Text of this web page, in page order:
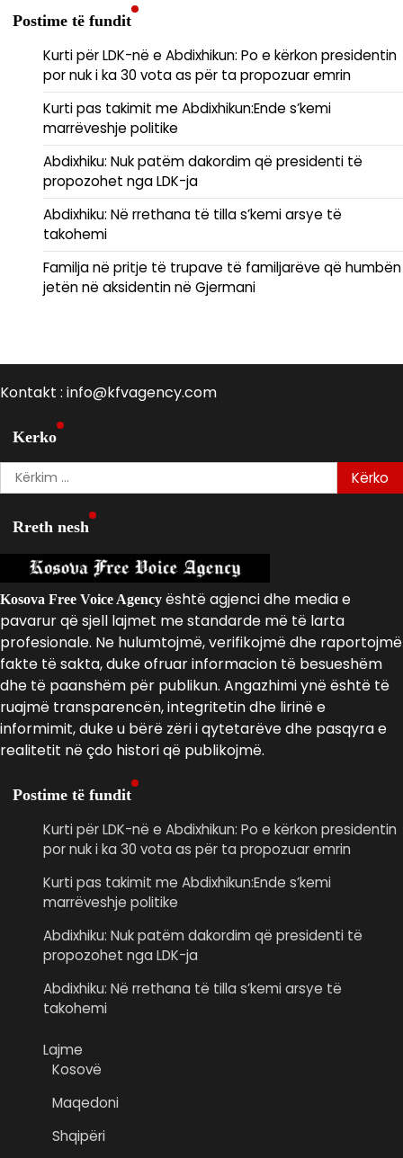
Postime të fundit
Kurti për LDK-në e Abdixhikun: Po e kërkon presidentin
por nuk i ka 30 vota as për ta propozuar emrin
Kurti pas takimit me Abdixhikun:Ende s’kemi
marrëveshje politike
Abdixhiku: Nuk patëm dakordim që presidenti të
propozohet nga LDK-ja
Abdixhiku: Në rrethana të tilla s’kemi arsye të
takohemi
​Familja në pritje të trupave të familjarëve që humbën
jetën në aksidentin në Gjermani
Kontakt : info@kfvagency.com
Kerko
Kërko
për:
Rreth nesh
Kosova Free Voice Agency është agjenci dhe media e
pavarur që sjell lajmet me standarde më të larta
profesionale. Ne hulumtojmë, verifikojmë dhe raportojmë
fakte të sakta, duke ofruar informacion të besueshëm
dhe të paanshëm për publikun. Angazhimi ynë është të
ruajmë transparencën, integritetin dhe lirinë e
informimit, duke u bërë zëri i qytetarëve dhe pasqyra e
realitetit në çdo histori që publikojmë.
Postime të fundit
Kurti për LDK-në e Abdixhikun: Po e kërkon presidentin
por nuk i ka 30 vota as për ta propozuar emrin
Kurti pas takimit me Abdixhikun:Ende s’kemi
marrëveshje politike
Abdixhiku: Nuk patëm dakordim që presidenti të
propozohet nga LDK-ja
Abdixhiku: Në rrethana të tilla s’kemi arsye të
takohemi
Lajme
Kosovë
Maqedoni
Shqipëri